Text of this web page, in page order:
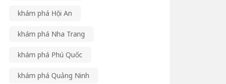
khám phá Hội An
khám phá Nha Trang
khám phá Phú Quốc
khám phá Quảng Ninh